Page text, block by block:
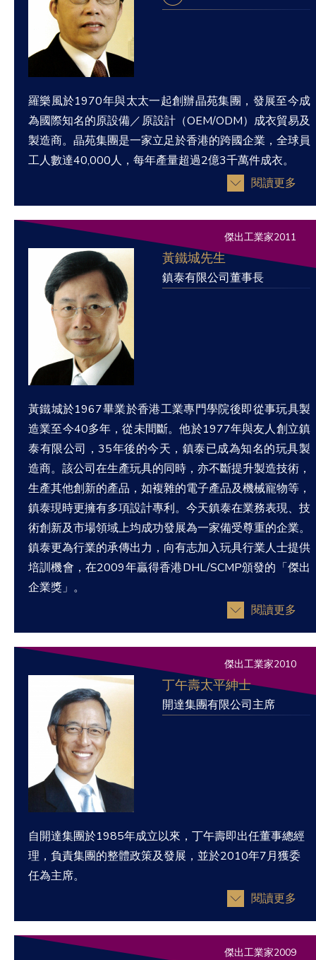
羅樂風於1970年與太太一起創辦晶苑集團，發展至今成
為國際知名的原設備／原設計（OEM/ODM）成衣貿易及
製造商。晶苑集團是一家立足於香港的跨國企業，全球員
工人數達40,000人，每年產量超過2億3千萬件成衣。
閱讀更多
傑出工業家2011
黃鐵城先生
鎮泰有限公司董事長
黃鐵城於1967畢業於香港工業專門學院後即從事玩具製
造業至今40多年，從未間斷。他於1977年與友人創立鎮
泰有限公司，35年後的今天，鎮泰已成為知名的玩具製
造商。該公司在生產玩具的同時，亦不斷提升製造技術，
生產其他創新的產品，如複雜的電子產品及機械寵物等，
鎮泰現時更擁有多項設計專利。今天鎮泰在業務表現、技
術創新及市場領域上均成功發展為一家備受尊重的企業。
鎮泰更為行業的承傳出力，向有志加入玩具行業人士提供
培訓機會，在2009年贏得香港DHL/SCMP頒發的「傑出
企業獎」。
閱讀更多
傑出工業家2010
丁午壽太平紳士
開達集團有限公司主席
自開達集團於1985年成立以來，丁午壽即出任董事總經
理，負責集團的整體政策及發展，並於2010年7月獲委
任為主席。
閱讀更多
傑出工業家2009